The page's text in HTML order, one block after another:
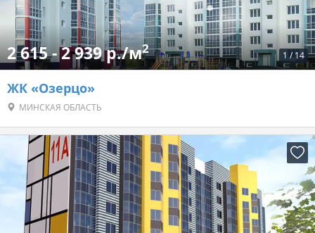
1 / 14
2 615 - 2 939 р./м2
ЖК «Озерцо»
МИНСКАЯ ОБЛАСТЬ